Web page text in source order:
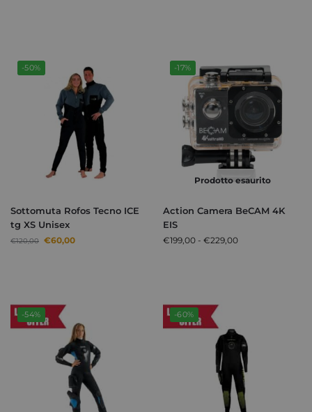
-50%
Sottomuta Rofos Tecno ICE
tg XS Unisex
€120,00 €60,00
-17%
Prodotto esaurito
Action Camera BeCAM 4K
EIS
€199,00 - €229,00
-54% -60%